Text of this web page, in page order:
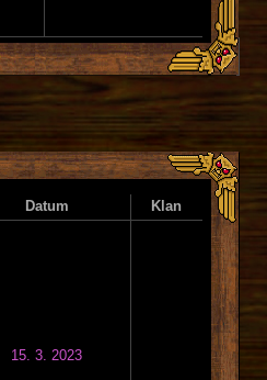
Datum Klan
15. 3. 2023